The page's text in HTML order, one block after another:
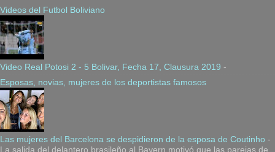
Videos del Futbol Boliviano
Video Real Potosi 2 - 5 Bolivar, Fecha 17, Clausura 2019 -
Esposas, novias, mujeres de los deportistas famosos
Las mujeres del Barcelona se despidieron de la esposa de Coutinho -
La salida del delantero brasileño al Bayern motivó que las parejas de